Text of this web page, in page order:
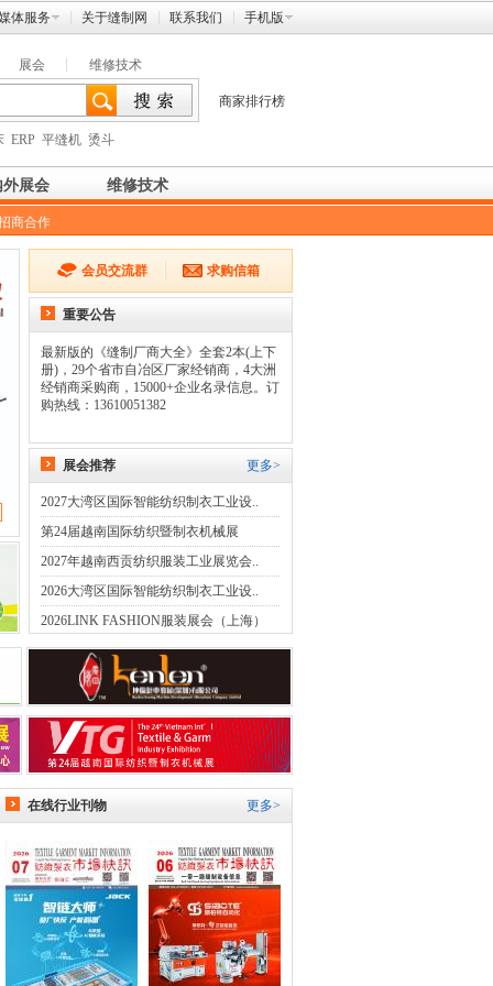
体服务 关于缝制网 联系我们 手机版
展会 维修技术
ERP 平缝机 烫斗
商家排行榜
外展会 维修技术
商合作
会员交流群 求购信箱
重要公告
最新版的《缝制厂商大全》全套2本(上下
册)，29个省市自冶区厂家经销商，4大洲
经销商采购商，15000+企业名录信息。订
购热线：13610051382
更多>
展会推荐
2027大湾区国际智能纺织制衣工业设..
第24届越南国际纺织暨制衣机械展
2027年越南西贡纺织服装工业展览会..
2026大湾区国际智能纺织制衣工业设..
2026LINK FASHION服装展会（上海）
更多>
在线行业刊物